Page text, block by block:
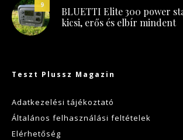
9
BLUETTI Elite 300 power
kicsi, erős és elbír mindent
Teszt Plussz Magazin
Adatkezelési tájékoztató
Általános felhasználási feltételek
Elérhetőség